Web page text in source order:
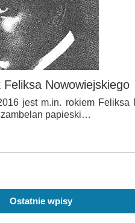
Feliksa Nowowiejskiego
jest m.in. rokiem Feliksa
papieski…
Ostatnie wpisy